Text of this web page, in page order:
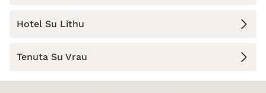
Hotel Su Lithu
Tenuta Su Vrau